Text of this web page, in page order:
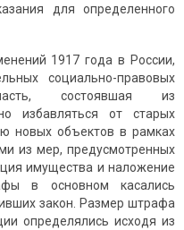
для определенного
1917 года в России,
социально-правовых
состоявшая из
избавляться от старых
новых объектов в рамках
из мер, предусмотренных
имущества и наложение
в основном касались
закон. Размер штрафа
определялись исходя из